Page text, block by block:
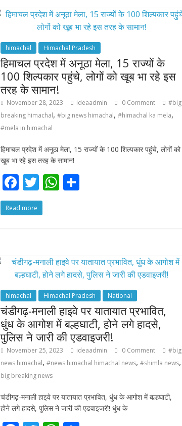
o
k
A
p
p
himachal Himachal Pradesh
हिमाचल प्रदेश में अनूठा मेला, 15 राज्यों के
100 शिल्पकार पहुंचे, लोगों को खूब भा रहे इस
तरह के सामान!
November 28, 2023 ideaadmin 0 Comment
#big
breaking himachal,#big news himachal,#himachal ka mela,
#mela in himachal
हिमाचल प्रदेश में अनूठा मेला, 15 राज्यों के 100 शिल्पकार पहुंचे, लोगों को
खूब भा रहे इस तरह के सामान!
F
ac
e
o
k
T
w
itt
W
p
p
Read more
himachal Himachal Pradesh National
चंडीगढ़-मनाली हाइवे पर यातायात प्रभावित,
धुंध के आगोश में बल्हघाटी, होने लगे हादसे,
पुलिस ने जारी की एडवाइजरी!
November 25, 2023 ideaadmin 0 Comment
#big
news himachal,#news himachal himachal news,#shimla news,
big breaking news
चंडीगढ़-मनाली हाइवे पर यातायात प्रभावित, धुंध के आगोश में बल्हघाटी,
होने लगे हादसे, पुलिस ने जारी की एडवाइजरी! धुंध के